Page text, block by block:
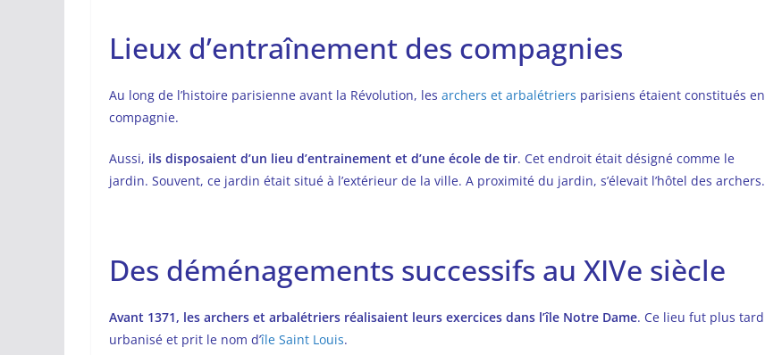
Lieux d’entraînement des compagnies
Au long de l’histoire parisienne avant la Révolution, les archers et arbalétriers parisiens étaient constitués en
compagnie.
Aussi, ils disposaient d’un lieu d’entrainement et d’une école de tir. Cet endroit était désigné comme le
jardin. Souvent, ce jardin était situé à l’extérieur de la ville. A proximité du jardin, s’élevait l’hôtel des archers.
Des déménagements successifs au XIVe siècle
Avant 1371, les archers et arbalétriers réalisaient leurs exercices dans l’île Notre Dame. Ce lieu fut plus tard
urbanisé et prit le nom d’île Saint Louis.